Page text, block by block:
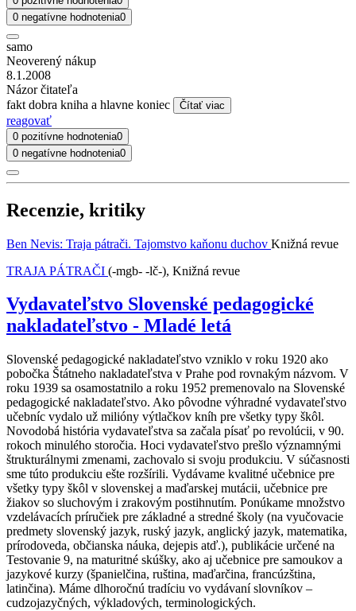
0 negatívne hodnotenia0
samo
Neoverený nákup
8.1.2008
Názor čitateľa
fakt dobra kniha a hlavne koniec
Čítať viac
reagovať
0 pozitívne hodnotenia0
0 negatívne hodnotenia0
Recenzie, kritiky
Ben Nevis: Traja pátrači. Tajomstvo kaňonu duchov Knižná revue
TRAJA PÁTRAČI (-mgb- -lč-), Knižná revue
Vydavateľstvo Slovenské pedagogické
nakladateľstvo - Mladé letá
Slovenské pedagogické nakladateľstvo vzniklo v roku 1920 ako
pobočka Štátneho nakladateľstva v Prahe pod rovnakým názvom. V
roku 1939 sa osamostatnilo a roku 1952 premenovalo na Slovenské
pedagogické nakladateľstvo. Ako pôvodne výhradné vydavateľstvo
učebníc vydalo už milióny výtlačkov kníh pre všetky typy škôl.
Novodobá história vydavateľstva sa začala písať po revolúcii, v 90.
rokoch minulého storočia. Hoci vydavateľstvo prešlo významnými
štrukturálnymi zmenami, zachovalo si svoju produkciu. V súčasnosti
sme túto produkciu ešte rozšírili. Vydávame kvalitné učebnice pre
všetky typy škôl v slovenskej a maďarskej mutácii, učebnice pre
žiakov so sluchovým i zrakovým postihnutím. Ponúkame množstvo
vzdelávacích príručiek pre základné a stredné školy (na vyučovacie
predmety slovenský jazyk, ruský jazyk, anglický jazyk, matematika,
prírodoveda, občianska náuka, dejepis atď.), publikácie určené na
Testovanie 9, na maturitné skúšky, ako aj učebnice pre samoukov a
jazykové kurzy (španielčina, ruština, maďarčina, francúzština,
latinčina). Máme dlhoročnú tradíciu vo vydávaní slovníkov –
cudzojazyčných, výkladových, terminologických.